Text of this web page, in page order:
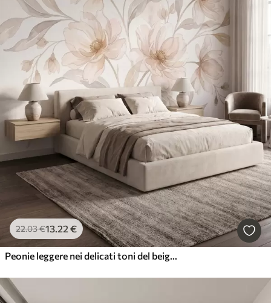
22.03€13.22 €
Peonie leggere nei delicati toni del beige cipria